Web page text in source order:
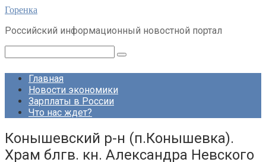
Перейти
контенту
Горенка
Российский информационный новостной портал
Главная
Новости экономики
Зарплаты в России
Что нас ждет?
Конышевский р-н (п.Конышевка).
Храм блгв. кн. Александра Невского